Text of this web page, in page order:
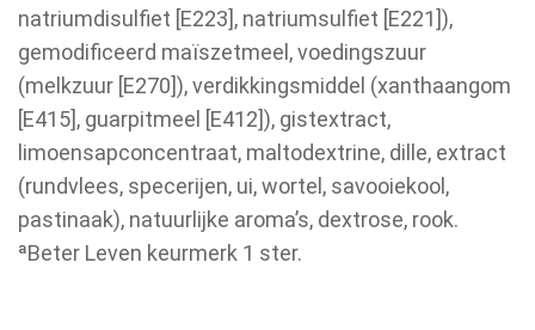
natriumdisulfiet [E223], natriumsulfiet [E221]),
gemodificeerd maïszetmeel, voedingszuur
(melkzuur [E270]), verdikkingsmiddel (xanthaangom
[E415], guarpitmeel [E412]), gistextract,
limoensapconcentraat, maltodextrine, dille, extract
(rundvlees, specerijen, ui, wortel, savooiekool,
pastinaak), natuurlijke aroma’s, dextrose, rook.
ªBeter Leven keurmerk 1 ster.